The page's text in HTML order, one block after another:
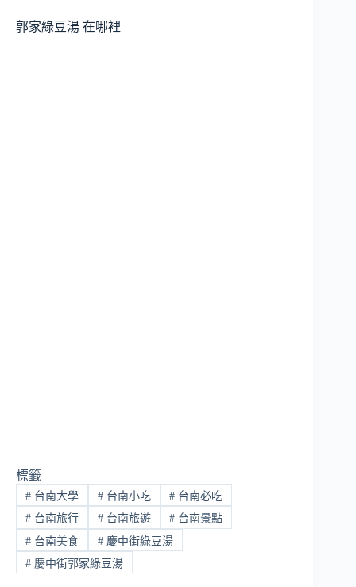
郭家綠豆湯 在哪裡
標籤
#台南大學 #台南小吃 # 台南必吃
#台南旅行 #台南旅遊 # 台南景點
#台南美食 #慶中街綠豆湯
#慶中街郭家綠豆湯